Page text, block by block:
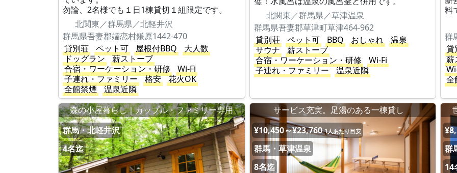
勿論、2名様でも１日1棟貸切１組限定です。
北関東／群馬県／北軽井沢
群馬県吾妻郡嬬恋村鎌原1442-470
貸別荘
ペット可 屋根付BBQ
大人数
ドッグラン
薪ストーブ
合宿・ワーケーション・研修
Wi-Fi
子連れ・ファミリー
格安
花火OK
全館禁煙
温泉近隣
北関東／群馬県／草津温泉
群馬県吾妻郡草津町草津464-962
貸別荘
ペット可 BBQ おしゃれ
温泉
サウナ
薪ストーブ
合宿・ワーケーション・研修
Wi-Fi
子連れ・ファミリー
温泉近隣
料
群
貸
薪
全
森の小屋暮らし｜カップル・ファミリー専用
群馬・北軽井沢
4名迄
サービス充実。足湯のある一棟貸し
¥10,450～¥23,760 1人あたり目安
群馬・草津温泉
8名迄
群
14